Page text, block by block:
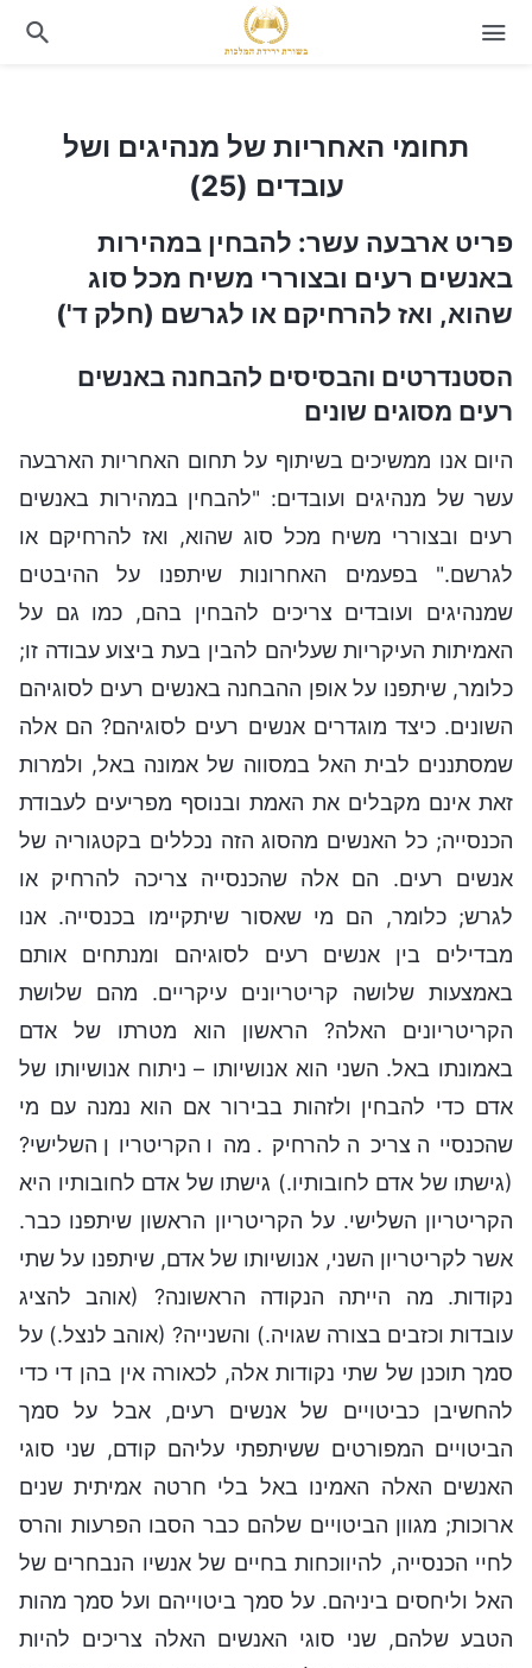
תחומי האחריות של מנהיגים ושל עובדים (25)
תחומי האחריות של מנהיגים ושל
עובדים (25)
פריט ארבעה עשר: להבחין במהירות
באנשים רעים ובצוררי משיח מכל סוג
שהוא, ואז להרחיקם או לגרשם (חלק ד')
הסטנדרטים והבסיסים להבחנה באנשים
רעים מסוגים שונים
היום אנו ממשיכים בשיתוף על תחום האחריות הארבעה
עשר של מנהיגים ועובדים: "להבחין במהירות באנשים
רעים ובצוררי משיח מכל סוג שהוא, ואז להרחיקם או
לגרשם." בפעמים האחרונות שיתפנו על ההיבטים
שמנהיגים ועובדים צריכים להבחין בהם, כמו גם על
האמיתות העיקריות שעליהם להבין בעת ביצוע עבודה זו;
כלומר, שיתפנו על אופן ההבחנה באנשים רעים לסוגיהם
השונים. כיצד מוגדרים אנשים רעים לסוגיהם? הם אלה
שמסתננים לבית האל במסווה של אמונה באל, ולמרות
זאת אינם מקבלים את האמת ובנוסף מפריעים לעבודת
הכנסייה; כל האנשים מהסוג הזה נכללים בקטגוריה של
אנשים רעים. הם אלה שהכנסייה צריכה להרחיק או
לגרש; כלומר, הם מי שאסור שיתקיימו בכנסייה. אנו
מבדילים בין אנשים רעים לסוגיהם ומנתחים אותם
באמצעות שלושה קריטריונים עיקריים. מהם שלושת
הקריטריונים האלה? הראשון הוא מטרתו של אדם
באמונתו באל. השני הוא אנושיותו – ניתוח אנושיותו של
אדם כדי להבחין ולזהות בבירור אם הוא נמנה עם מי
שהכנסייה צריכה להרחיק. מהו הקריטריון השלישי?
(גישתו של אדם לחובותיו.) גישתו של אדם לחובותיו היא
הקריטריון השלישי. על הקריטריון הראשון שיתפנו כבר.
אשר לקריטריון השני, אנושיותו של אדם, שיתפנו על שתי
נקודות. מה הייתה הנקודה הראשונה? (אוהב להציג
עובדות וכזבים בצורה שגויה.) והשנייה? (אוהב לנצל.) על
סמך תוכנן של שתי נקודות אלה, לכאורה אין בהן די כדי
להחשיבן כביטויים של אנשים רעים, אבל על סמך
הביטויים המפורטים ששיתפתי עליהם קודם, שני סוגי
האנשים האלה האמינו באל בלי חרטה אמיתית שנים
ארוכות; מגוון הביטויים שלהם כבר הסבו הפרעות והרס
לחיי הכנסייה, להיווכחות בחיים של אנשיו הנבחרים של
האל וליחסים ביניהם. על סמך ביטוייהם ועל סמך מהות
הטבע שלהם, שני סוגי האנשים האלה צריכים להיות